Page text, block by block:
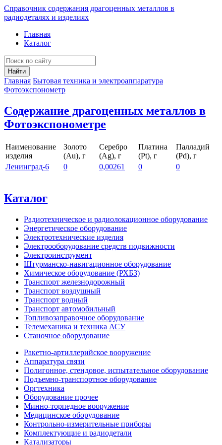
Справочник содержания драгоценных металлов в
радиодеталях и изделиях
Главная
Каталог
Найти
Главная Бытовая техника и электроаппаратура
Фотоэкспонометр
Содержание драгоценных металлов в
Фотоэкспонометре
Наименование
изделия
Золото
(Au), г
Серебро
(Ag), г
Платина
(Pt), г
Палладий
(Pd), г
Ленинград-6
0 0,00261 0 0
Каталог
Радиотехническое и радиолокационное оборудование
Энергетическое оборудование
Электротехнические изделия
Электрооборудование средств подвижности
Электроинструмент
Штурманско-навигационное оборудование
Химическое оборудование (РХБЗ)
Транспорт железнодорожный
Транспорт воздушный
Транспорт водный
Транспорт автомобильный
Топливозаправочное оборудование
Телемеханика и техника АСУ
Станочное оборудование
Ракетно-артиллерийское вооружение
Аппаратура связи
Полигонное, стендовое, испытательное оборудование
Подъемно-транспортное оборудование
Оргтехника
Оборудование прочее
Минно-торпедное вооружение
Медицинское оборудование
Контрольно-измерительные приборы
Комплектующие и радиодетали
Катализаторы